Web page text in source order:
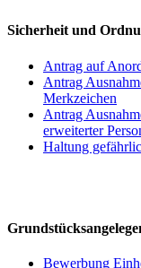
Sicherheit und
Antrag auf
Antrag
Merkzeichen
Antrag
erweiterter
Haltung
Bewerbung